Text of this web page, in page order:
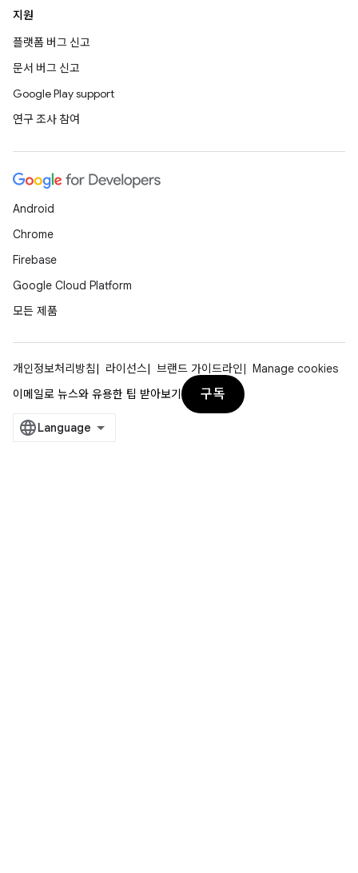
지원
플랫폼 버그 신고
문서 버그 신고
Google Play support
연구 조사 참여
Android
Chrome
Firebase
Google Cloud Platform
모든 제품
개인정보처리방침 라이선스 브랜드 가이드라인
Manage cookies
이메일로 뉴스와 유용한 팁 받아보기
구독